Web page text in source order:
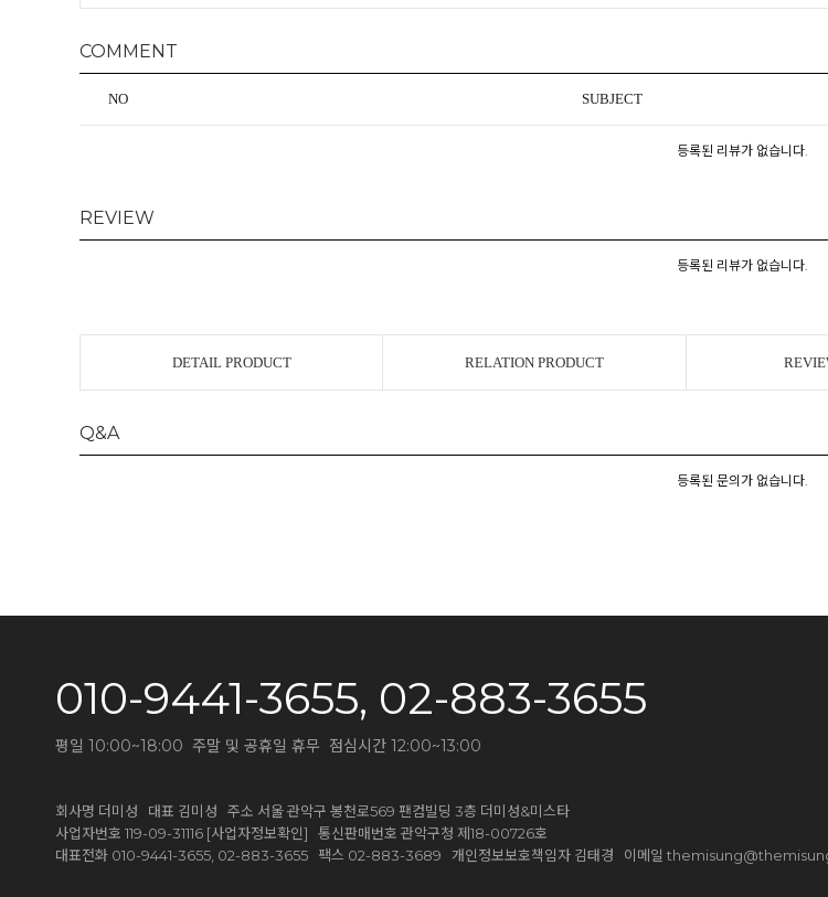
COMMENT
NO SUBJECT
등록된 리뷰가 없습니다.
REVIEW
등록된 리뷰가 없습니다.
DETAIL PRODUCT RELATION PRODUCT
Q&A
등록된 문의가 없습니다.
010-9441-3655, 02-883-3655
평일 10:00~18:00 주말 및 공휴일 휴무 점심시간 12:00~13:00
회사명 더미성 대표 김미성 주소 서울 관악구 봉천로569 팬컴빌딩 3층 더미성&미스타
사업자번호 119-09-31116 [사업자정보확인] 통신판매번호 관악구청 제18-00726호
대표전화 010-9441-3655, 02-883-3655 팩스 02-883-3689 개인정보보호책임자 김태경 이메일